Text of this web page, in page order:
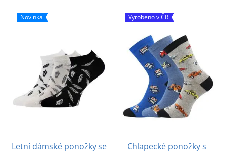
Novinka
Letní dámské ponožky se
Vyrobeno v ČR
Chlapecké ponožky s